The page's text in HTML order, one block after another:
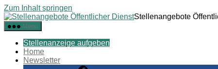
Zum Inhalt springen
Stellenangebote
Menü
Stellenanzeige aufgeben
Home
Newsletter